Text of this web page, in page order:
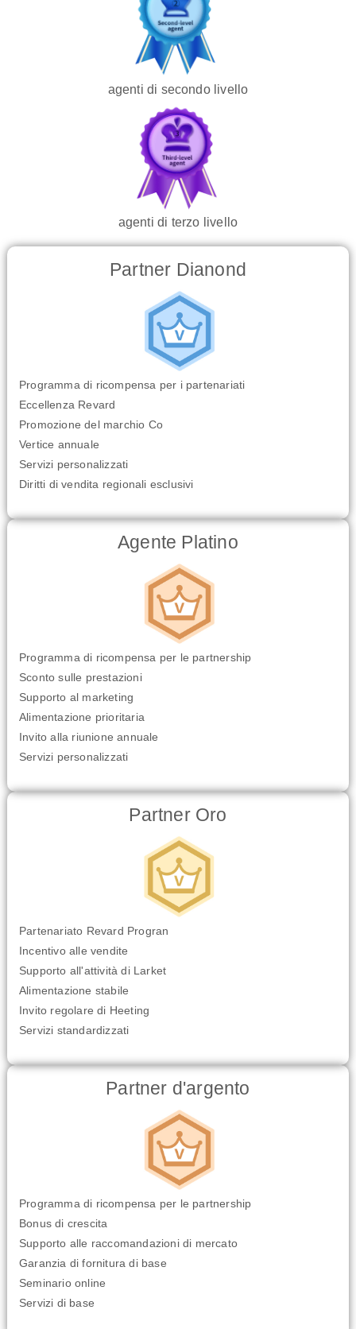
agenti di secondo livello
agenti di terzo livello
Partner Dianond
Programma di ricompensa per i partenariati
Eccellenza Revard
Promozione del marchio Co
Vertice annuale
Servizi personalizzati
Diritti di vendita regionali esclusivi
Agente Platino
Programma di ricompensa per le partnership
Sconto sulle prestazioni
Supporto al marketing
Alimentazione prioritaria
Invito alla riunione annuale
Servizi personalizzati
Partner Oro
Partenariato Revard Progran
Incentivo alle vendite
Supporto all'attività di Larket
Alimentazione stabile
Invito regolare di Heeting
Servizi standardizzati
Partner d'argento
Programma di ricompensa per le partnership
Bonus di crescita
Supporto alle raccomandazioni di mercato
Garanzia di fornitura di base
Seminario online
Servizi di base